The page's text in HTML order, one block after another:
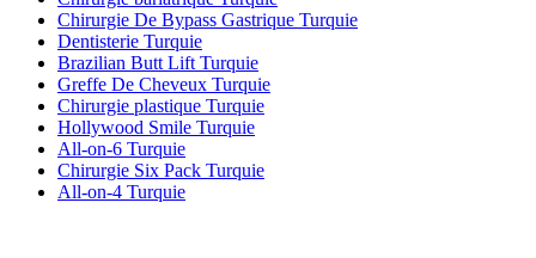
Chirurgie De Bypass Gastrique Turquie
Dentisterie Turquie
Brazilian Butt Lift Turquie
Greffe De Cheveux Turquie
Chirurgie plastique Turquie
Hollywood Smile Turquie
All-on-6 Turquie
Chirurgie Six Pack Turquie
All-on-4 Turquie